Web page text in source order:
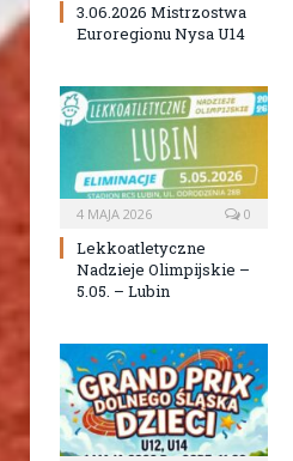
3.06.2026 Mistrzostwa
Euroregionu Nysa U14
4 MAJA 2026 0
Lekkoatletyczne
Nadzieje Olimpijskie –
5.05. – Lubin